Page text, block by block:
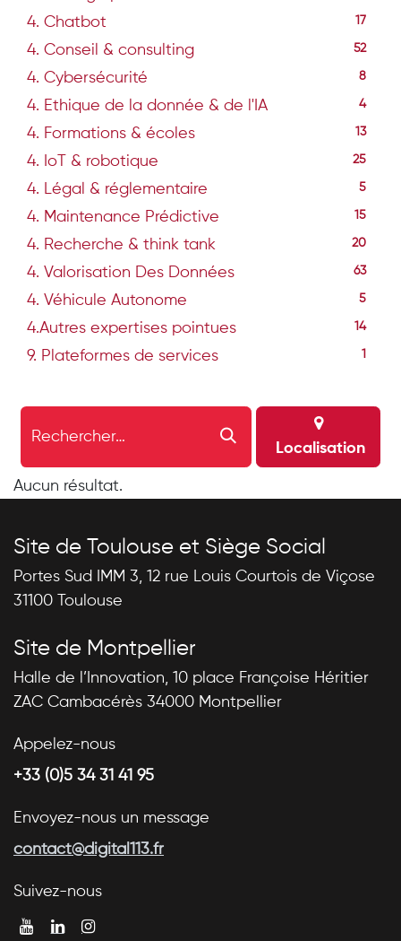
4. Chatbot 17
4. Conseil & consulting 52
4. Cybersécurité 8
4. Ethique de la donnée & de l'IA 4
4. Formations & écoles 13
4. IoT & robotique 25
4. Légal & réglementaire 5
4. Maintenance Prédictive 15
4. Recherche & think tank 20
4. Valorisation Des Données 63
4. Véhicule Autonome 5
4.Autres expertises pointues 14
9. Plateformes de services
Localisation
Aucun résultat.
Site de Toulouse et Siège Social
Portes Sud IMM 3, 12 rue Louis Courtois de Viçose
31100 Toulouse
Site de Montpellier
Halle de l’Innovation, 10 place Françoise Héritier
ZAC Cambacérès 34000 Montpellier
Appelez-nous
+33 (0)5 34 31 41 95
Envoyez-nous un message
contact@digital113.fr
Suivez-nous